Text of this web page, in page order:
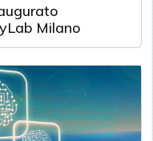
Milano